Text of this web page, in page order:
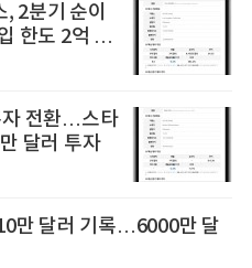
2분기 순이
한도 2억 달
자 전환…스타
달러 투자
만 달러 기록…6000만 달